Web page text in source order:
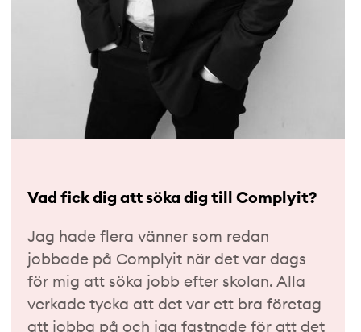
Vad fick dig att söka dig till Complyit?
Jag hade flera vänner som redan
jobbade på Complyit när det var dags
för mig att söka jobb efter skolan. Alla
verkade tycka att det var ett bra företag
att jobba på och jag fastnade för att det